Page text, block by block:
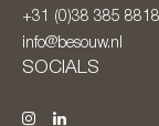
+31 (0)38 385 8818
info@besouw.nl
SOCIALS